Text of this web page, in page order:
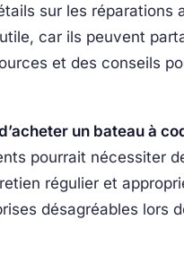
sur les réparations
car ils peuvent
et des conseils
un bateau à
pourrait nécessiter
régulier et
désagréables lors